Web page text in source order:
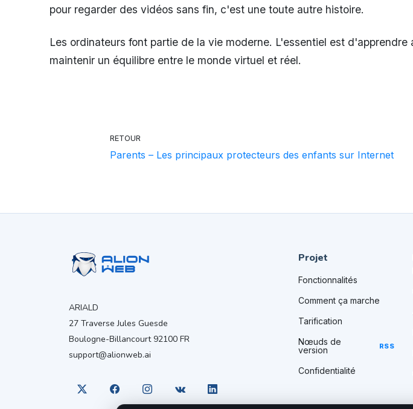
pour regarder des vidéos sans fin, c'est une toute autre histoire.
Les ordinateurs font partie de la vie moderne. L'essentiel est
maintenir un équilibre entre le monde virtuel et réel.
RETOUR
Parents – Les principaux protecteurs des enfants sur Internet
ARIALD
27 Traverse Jules Guesde
Boulogne-Billancourt 92100 FR
support@alionweb.ai
Projet
Fonctionnalités
Comment ça marche
Tarification
Nœuds de
version
RSS
Confidentialité